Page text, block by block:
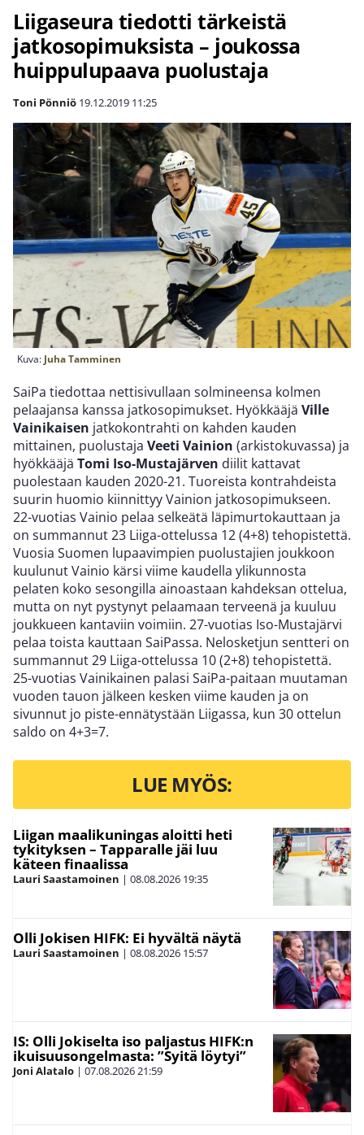
Liigaseura tiedotti tärkeistä
jatkosopimuksista – joukossa
huippulupaava puolustaja
Toni Pönniö 19.12.2019 11:25
Kuva: Juha Tamminen
SaiPa tiedottaa nettisivullaan solmineensa kolmen
pelaajansa kanssa jatkosopimukset. Hyökkääjä Ville
Vainikaisen jatkokontrahti on kahden kauden
mittainen, puolustaja Veeti Vainion (arkistokuvassa) ja
hyökkääjä Tomi Iso-Mustajärven diilit kattavat
puolestaan kauden 2020-21. Tuoreista kontrahdeista
suurin huomio kiinnittyy Vainion jatkosopimukseen.
22-vuotias Vainio pelaa selkeätä läpimurtokauttaan ja
on summannut 23 Liiga-ottelussa 12 (4+8) tehopistettä.
Vuosia Suomen lupaavimpien puolustajien joukkoon
kuulunut Vainio kärsi viime kaudella ylikunnosta
pelaten koko sesongilla ainoastaan kahdeksan ottelua,
mutta on nyt pystynyt pelaamaan terveenä ja kuuluu
joukkueen kantaviin voimiin. 27-vuotias Iso-Mustajärvi
pelaa toista kauttaan SaiPassa. Nelosketjun sentteri on
summannut 29 Liiga-ottelussa 10 (2+8) tehopistettä.
25-vuotias Vainikainen palasi SaiPa-paitaan muutaman
vuoden tauon jälkeen kesken viime kauden ja on
sivunnut jo piste-ennätystään Liigassa, kun 30 ottelun
saldo on 4+3=7.
LUE MYÖS:
Liigan maalikuningas aloitti heti
tykityksen – Tapparalle jäi luu
käteen finaalissa
Lauri Saastamoinen | 08.08.2026 19:35
Olli Jokisen HIFK: Ei hyvältä näytä
Lauri Saastamoinen | 08.08.2026 15:57
IS: Olli Jokiselta iso paljastus HIFK:n
ikuisuusongelmasta: ”Syitä löytyi”
Joni Alatalo | 07.08.202621:59